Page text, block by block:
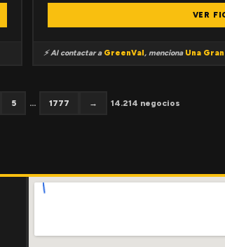
VER
⚡ Al contactar a GreenVal, menciona Una
5 ... 1777 → 14.214 negocios